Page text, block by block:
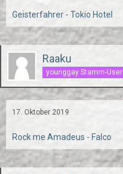
Geisterfahrer - Tokio Hotel
Raaku
younggay Stamm-User
17. Oktober 2019
Rock me Amadeus - Falco